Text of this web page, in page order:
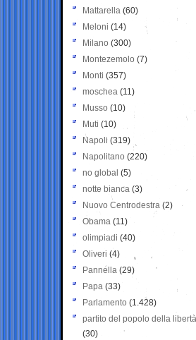
Mattarella (60)
Meloni (14)
Milano (300)
Montezemolo (7)
Monti (357)
moschea (11)
Musso (10)
Muti (10)
Napoli (319)
Napolitano (220)
no global (5)
notte bianca (3)
Nuovo Centrodestra (2)
Obama (11)
olimpiadi (40)
Oliveri (4)
Pannella (29)
Papa (33)
Parlamento (1.428)
partito del popolo della libertà
(30)